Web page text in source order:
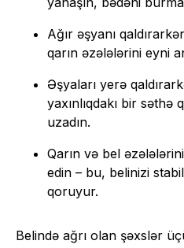
Ağır əşyanı
qarın əzələlərini eyni
Əşyaları yerə
yaxınlıqdakı bir
uzadın.
Qarın və bel
edin – bu, belinizi
qoruyur.
Belində ağrı olan şəxslər